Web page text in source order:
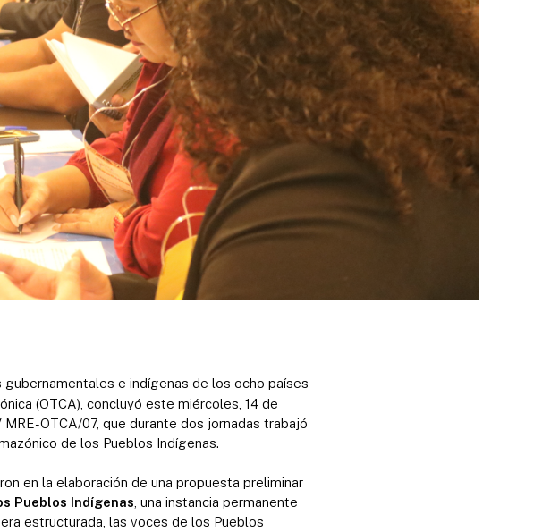
e indígenas de los ocho países
(OTCA), concluyó este miércoles, 14 de
OTCA/07, que durante dos jornadas trabajó
de los Pueblos Indígenas.
en la elaboración de una propuesta preliminar
Pueblos Indígenas , una instancia permanente
estructurada, las voces de los Pueblos